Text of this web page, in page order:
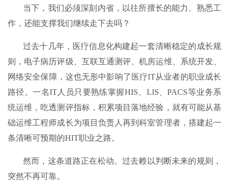
当下，我们必须深刻内省，以往所擅长的能力、熟悉工
作，还能支撑我们继续走下去吗？
过去十几年，医疗信息化构建起一套清晰稳定的成长规
则，电子病历评级、互联互通测评、机房运维、系统开发、
网络安全保障，这也无形中影响了医疗IT从业者的职业成长
路径。一名IT人员只要熟练掌握HIS、LIS、PACS等业务系
统运维，吃透测评指标，积累项目落地经验，就有可能从基
础运维工程师成长为项目负责人再到科室管理者，搭建起一
条清晰可预期的HIT职业之路。
然而，这条道路正在松动。过去赖以判断未来的规则，
突然不再可靠。